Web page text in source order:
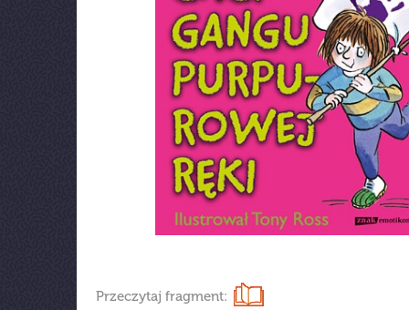
Przeczytaj fragment: